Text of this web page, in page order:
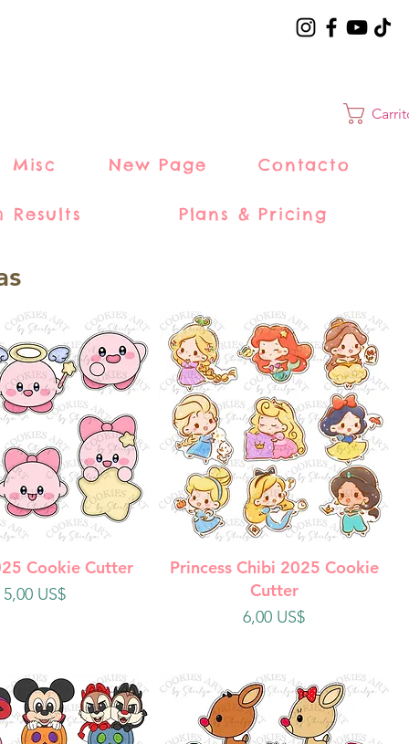
Misc New Page Contacto
Results Plans & Pricing
rápida
Cookie Cutter
Precio
5,00 US$
Vista rápida
Princess Chibi 2025 Cookie
Cutter
Precio
6,00 US$